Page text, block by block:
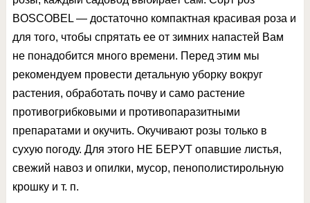
BOSCOBEL — достаточно компактная красивая роза и
для того, чтобы спрятать ее от зимних напастей Вам
не понадобится много времени. Перед этим мы
рекомендуем провести детальную уборку вокруг
растения, обработать почву и само растение
противогрибковыми и противопаразитными
препаратами и окучить. Окучивают розы только в
сухую погоду. Для этого НЕ БЕРУТ опавшие листья,
свежий навоз и опилки, мусор, пенополистирольную
крошку и т. п.